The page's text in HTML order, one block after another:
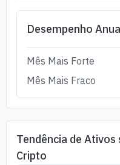
Desempenho
Mês Mais Forte
Mês Mais Fraco
Tendência de Ativos
Cripto